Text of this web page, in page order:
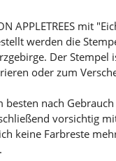
APPLETREES mit
werden die
Der Stempel
oder zum
nach
vorsichtig
keine Farbreste